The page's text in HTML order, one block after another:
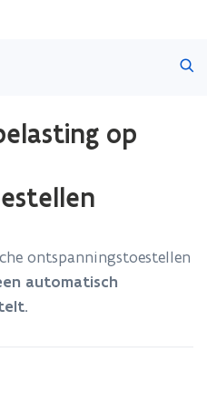
gaan
op
ontspanningstoestellen
automatisch